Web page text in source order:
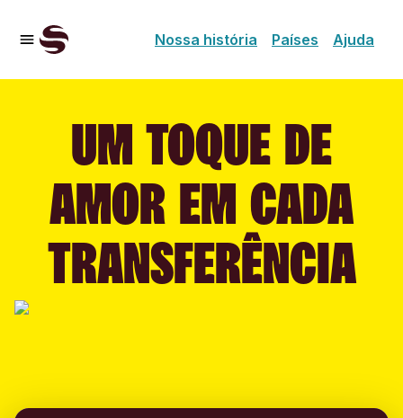
Nossa história Países Ajuda
UM TOQUE DE
AMOR EM CADA
TRANSFERÊNCIA